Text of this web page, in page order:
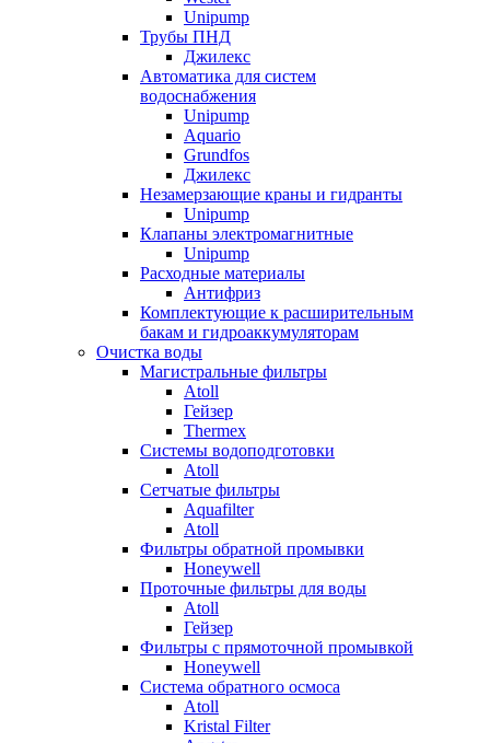
Unipump
Трубы ПНД
Джилекс
Автоматика для систем
водоснабжения
Unipump
Aquario
Grundfos
Джилекс
Незамерзающие краны и гидранты
Unipump
Клапаны электромагнитные
Unipump
Расходные материалы
Антифриз
Комплектующие к расширительным
бакам и гидроаккумуляторам
Очистка воды
Магистральные фильтры
Atoll
Гейзер
Thermex
Системы водоподготовки
Atoll
Сетчатые фильтры
Aquafilter
Atoll
Фильтры обратной промывки
Honeywell
Проточные фильтры для воды
Atoll
Гейзер
Фильтры с прямоточной промывкой
Honeywell
Система обратного осмоса
Atoll
Kristal Filter